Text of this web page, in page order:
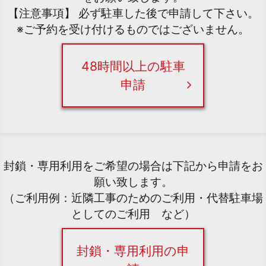
【注意事項】 必ず駐車した後で申請して下さい。
※ご予約を受け付けるものではございません。
48時間以上の駐車
申請
封鎖・専用利用をご希望の場合は下記から申請をお
願い致します。
（ご利用例：近隣工事のためのご利用・代替駐車場
としてのご利用 など）
封鎖・専用利用の申